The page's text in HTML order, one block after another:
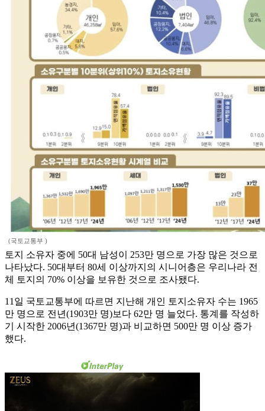
(국토교통부 )
토지 소유자 중에 50대 남성이 253만 명으로 가장 많은 것으로
나타났다. 50대부터 80세 이상까지의 시니어층은 우리나라 전
체 토지의 70% 이상을 보유한 것으로 조사됐다.
11일 국토교통부에 따르면 지난해 개인 토지소유자 수는 1965
만 명으로 전년(1903만 명)보다 62만 명 늘었다. 통계를 작성하
기 시작한 2006년(1367만 명)과 비교하면 500만 명 이상 증가
했다.